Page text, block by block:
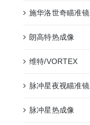
施华洛世奇瞄准镜
朗高特热成像
维特/VORTEX
脉冲星夜视瞄准镜
脉冲星热成像